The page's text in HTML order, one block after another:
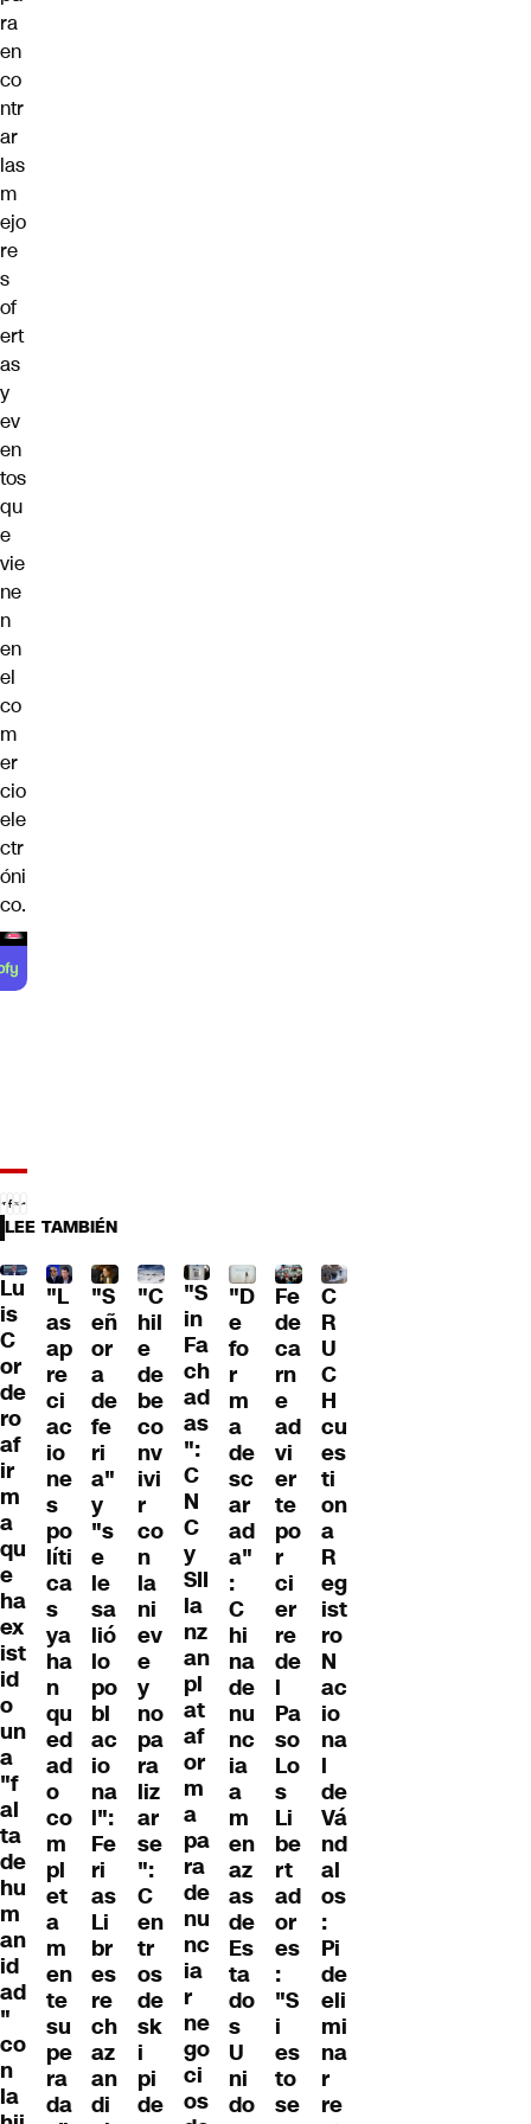
ra
en
co
ntr
ar
las
m
ejo
re
s
of
ert
as
y
ev
en
tos
qu
e
vie
ne
n
en
el
co
m
er
cio
ele
ctr
óni
co.
LEE TAMBIÉN
Lu
is
C
or
de
ro
af
ir
m
a
qu
e
ha
ex
ist
id
o
un
a
"f
al
ta
de
hu
m
an
id
ad
"
co
n
la
"L
as
ap
re
ci
ac
io
ne
s
po
líti
ca
s
ya
ha
n
qu
ed
ad
o
co
m
pl
et
a
m
en
te
su
pe
ra
da
"S
eñ
or
a
de
fe
ri
a"
y
"s
e
le
sa
lió
lo
po
bl
ac
io
na
l":
Fe
ri
as
Li
br
es
re
ch
az
an
di
"C
hil
e
de
be
co
nv
ivi
r
co
n
la
ni
ev
e
y
no
pa
ra
liz
ar
se
":
C
en
tr
os
de
sk
i
pi
de
"S
in
Fa
ch
ad
as
":
C
N
C
y
SII
la
nz
an
pl
at
af
or
m
a
pa
ra
de
nu
nc
ia
r
ne
go
ci
os
"D
e
fo
r
m
a
de
sc
ar
ad
a"
:
C
hi
na
de
nu
nc
ia
a
m
en
az
as
de
Es
ta
do
s
U
ni
do
Fe
de
ca
rn
e
ad
vi
er
te
po
r
ci
er
re
de
l
Pa
so
Lo
s
Li
be
rt
ad
or
es
:
"S
i
es
to
se
C
R
U
C
H
cu
es
ti
on
a
R
eg
ist
ro
N
ac
io
na
l
de
Vá
nd
al
os
:
Pi
de
eli
mi
na
r
re